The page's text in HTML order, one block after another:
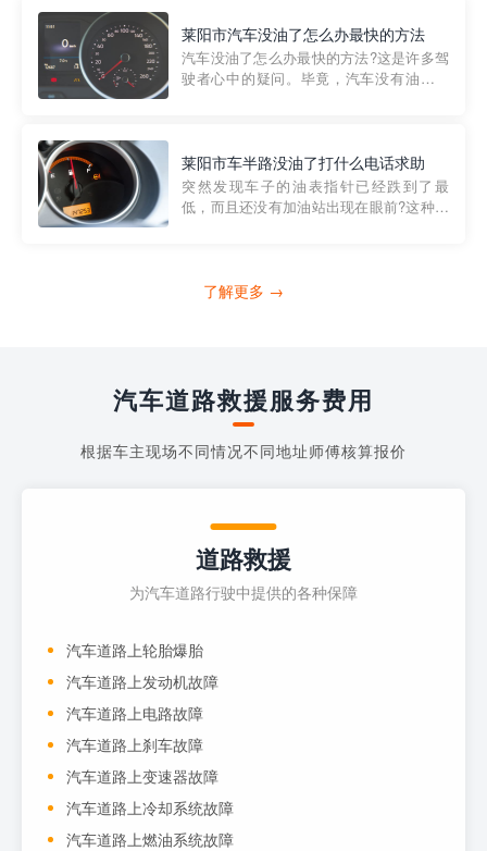
的送油师傅，解决没油的紧急情况。 首
先，让我们来了解一下穿...
莱阳市汽车没油了怎么办最快的方法
汽车没油了怎么办最快的方法?这是许多驾
驶者心中的疑问。毕竟，汽车没有油就无
越者小程序是一款专门解决汽车没油问题
的在线服务平台。通过...
莱阳市车半路没油了打什么电话求助
突然发现车子的油表指针已经跌到了最
低，而且还没有加油站出现在眼前?这种情
打4006363122请求送油人员来帮助你。
了解更多 →
汽车道路救援服务费用
根据车主现场不同情况不同地址师傅核算报价
道路救援
为汽车道路行驶中提供的各种保障
汽车道路上轮胎爆胎
汽车道路上发动机故障
汽车道路上电路故障
汽车道路上刹车故障
汽车道路上变速器故障
汽车道路上冷却系统故障
汽车道路上燃油系统故障